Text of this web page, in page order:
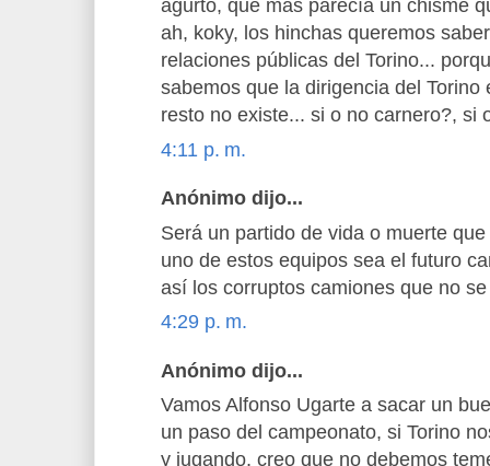
agurto, que más parecía un chisme
ah, koky, los hinchas queremos
relaciones públicas del Torino...
sabemos que la dirigencia del
resto no existe... si o no carnero?, si
4:11 p. m.
Anónimo dijo...
Será un partido de vida o muerte
uno de estos equipos sea el futuro
así los corruptos camiones que no
4:29 p. m.
Anónimo dijo...
Vamos Alfonso Ugarte a sacar un
un paso del campeonato, si Torino
y jugando, creo que no debemos